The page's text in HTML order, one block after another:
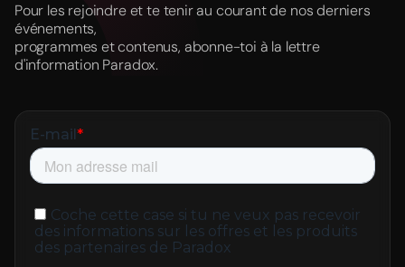
Pour les rejoindre et te tenir au courant de nos derniers
événements,
programmes et contenus, abonne-toi à la lettre
d'information Paradox.